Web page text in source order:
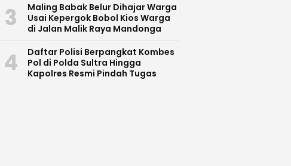
3
Maling Babak Belur Dihajar Warga
Usai Kepergok Bobol Kios Warga
di Jalan Malik Raya Mandonga
4
Daftar Polisi Berpangkat Kombes
Pol di Polda Sultra Hingga
Kapolres Resmi Pindah Tugas